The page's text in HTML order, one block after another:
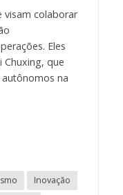
visam colaborar
Eles
Chuxing, que
na
Inovação